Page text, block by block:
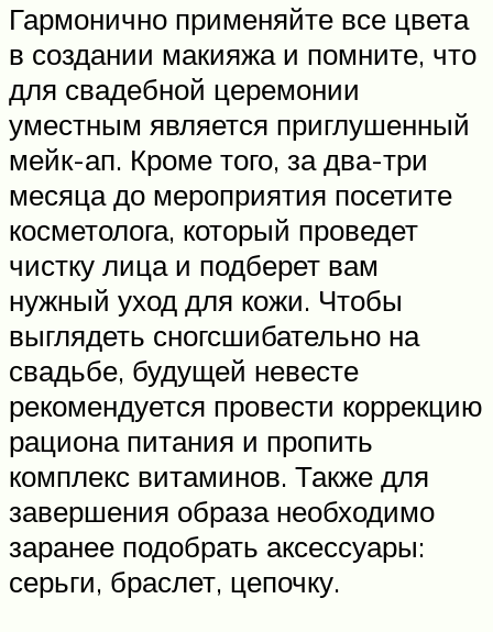
Гармонично применяйте все цвета
в создании макияжа и помните, что
для свадебной церемонии
уместным является приглушенный
мейк-ап. Кроме того, за два-три
месяца до мероприятия посетите
косметолога, который проведет
чистку лица и подберет вам
нужный уход для кожи. Чтобы
выглядеть сногсшибательно на
свадьбе, будущей невесте
рекомендуется провести коррекцию
рациона питания и пропить
комплекс витаминов. Также для
завершения образа необходимо
заранее подобрать аксессуары:
серьги, браслет, цепочку.